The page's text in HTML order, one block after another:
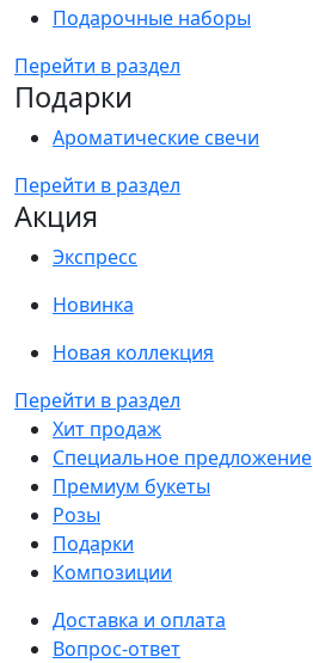
Подарочные наборы
Перейти в раздел
Подарки
Ароматические свечи
Перейти в раздел
Акция
Экспресс
Новинка
Новая коллекция
Перейти в раздел
Хит продаж
Специальное предложение
Премиум букеты
Розы
Подарки
Композиции
Доставка и оплата
Вопрос-ответ